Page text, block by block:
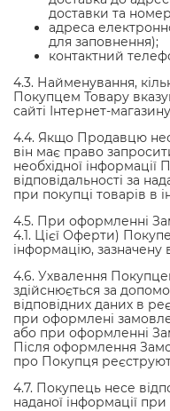
доставки та
адреса
для заповнення);
контактний
4.3. Найменування,
Покупцем Товару
сайті Інтернет-
4.4. Якщо Продавцю
він має право
необхідної
відповідальності за
при покупці товарів в
4.5. При оформленні
4.1. Цієї Оферти)
інформацію, зазначену
4.6. Ухвалення
здійснюється за
відповідних даних в
при оформлені
або при оформленні
Після оформлення
про Покупця
4.7. Покупець несе
наданої інформації